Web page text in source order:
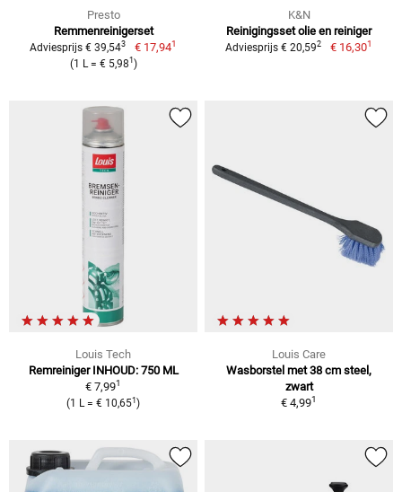
Presto
Remmenreinigerset
Adviesprijs € 39,543 € 17,941
(1 L = € 5,981 )
K&N
Reinigingsset olie en reiniger
Adviesprijs € 20,592 € 16,301
Louis Tech
Remreiniger INHOUD: 750 ML
€ 7,991
(1 L = € 10,651 )
Louis Care
Wasborstel met 38 cm steel,
zwart
€ 4,991